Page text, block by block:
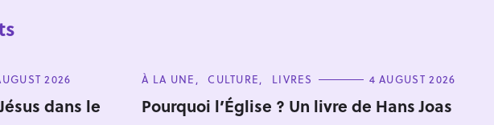
2026
dans le
C
T
E
À LA UNE CULTURE LIVRES 4 AUGUST 2026
Pourquoi l’Église ? Un livre de Hans Joas